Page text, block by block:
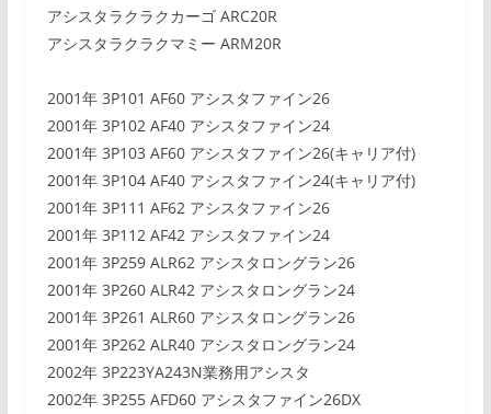
アシスタラクラクカーゴ ARC20R
アシスタラクラクマミー ARM20R
2001年 3P101 AF60 アシスタファイン26
2001年 3P102 AF40 アシスタファイン24
2001年 3P103 AF60 アシスタファイン26(キャリア付)
2001年 3P104 AF40 アシスタファイン24(キャリア付)
2001年 3P111 AF62 アシスタファイン26
2001年 3P112 AF42 アシスタファイン24
2001年 3P259 ALR62 アシスタロングラン26
2001年 3P260 ALR42 アシスタロングラン24
2001年 3P261 ALR60 アシスタロングラン26
2001年 3P262 ALR40 アシスタロングラン24
2002年 3P223YA243N業務用アシスタ
2002年 3P255 AFD60 アシスタファイン26DX